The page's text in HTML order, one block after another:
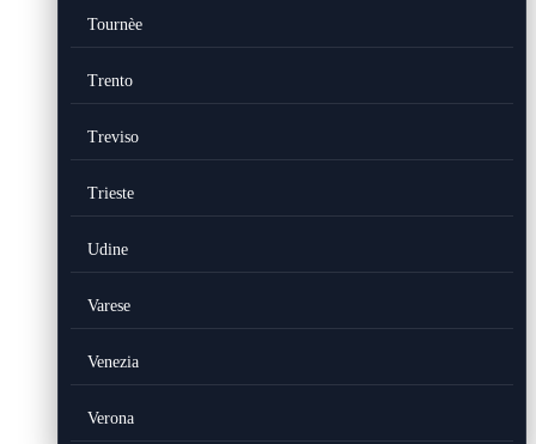
Tournèe
Trento
Treviso
Trieste
Udine
Varese
Venezia
Verona